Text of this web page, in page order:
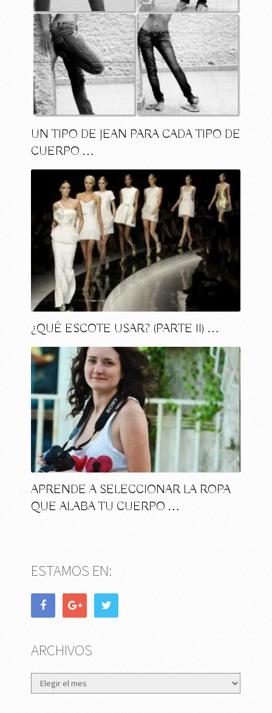
UN TIPO DE JEAN PARA CADA TIPO DE
CUERPO …
¿QUÉ ESCOTE USAR? (PARTE II) …
APRENDE A SELECCIONAR LA ROPA
QUE ALABA TU CUERPO …
ESTAMOS EN:
ARCHIVOS
Archivos